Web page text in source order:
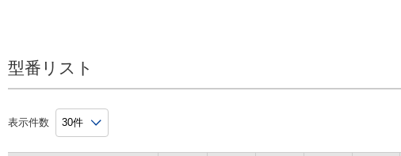
型番リスト
表示件数